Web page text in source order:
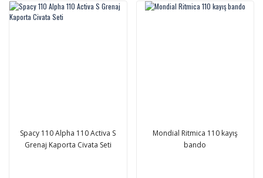
Spacy 110 Alpha 110 Activa S
Grenaj Kaporta Civata Seti
Mondial Ritmica 110 kayış
bando